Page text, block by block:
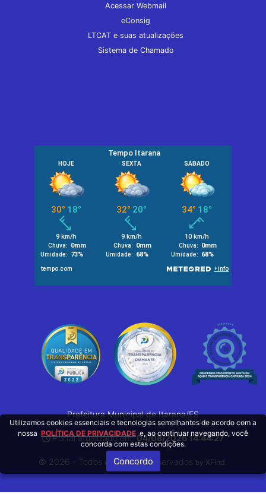
Acessar Webmail
eConsig
LTCAT e suas atualizações
Sistema de Chamado
Prefeitura Municipal de Itarana/ES
Portal atualizado em:04/08/2026 14:44:27
© 2026 - Todos os Direitos Reservados by XFind
Utilizamos cookies essenciais e tecnologias semelhantes de acordo com a
nossa POLÍTICA DE PRIVACIDADE e, ao continuar navegando, você
concorda com estas condições.
Concordo